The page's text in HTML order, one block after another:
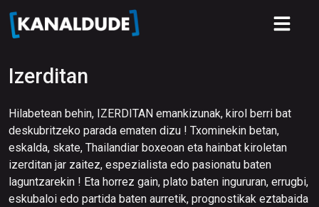
Izerditan
Hilabetean behin, IZERDITAN emankizunak, kirol berri bat
deskubritzeko parada ematen dizu ! Txominekin betan,
eskalda, skate, Thailandiar boxeoan eta hainbat kiroletan
izerditan jar zaitez, espezialista edo pasionatu baten
laguntzarekin ! Eta horrez gain, plato baten ingururan, errugbi,
eskubaloi edo partida baten aurretik, prognostikak eztabaida